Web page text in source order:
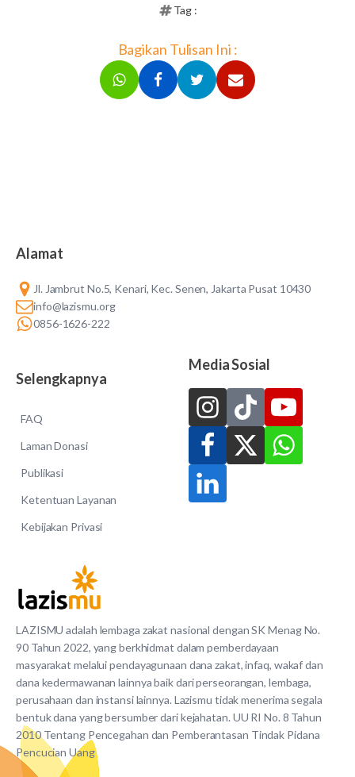
Tag :
Bagikan Tulisan Ini :
LAZISMU adalah lembaga zakat nasional dengan SK Menag No.
90 Tahun 2022, yang berkhidmat dalam pemberdayaan
masyarakat melalui pendayagunaan dana zakat, infaq, wakaf dan
dana kedermawanan lainnya baik dari perseorangan, lembaga,
perusahaan dan instansi lainnya. Lazismu tidak menerima segala
bentuk dana yang bersumber dari kejahatan. UU RI No. 8 Tahun
2010 Tentang Pencegahan dan Pemberantasan Tindak Pidana
Pencucian Uang
Alamat
Jl. Jambrut No.5, Kenari, Kec. Senen, Jakarta Pusat 10430
info@lazismu.org
0856-1626-222
Selengkapnya
FAQ
Laman Donasi
Publikasi
Ketentuan Layanan
Kebijakan Privasi
Media Sosial